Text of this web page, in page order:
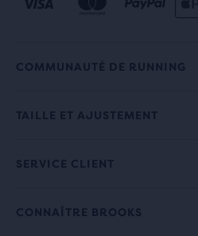
COMMUNAUTÉ DE RUNNING
TAILLE ET AJUSTEMENT
SERVICE CLIENT
CONNAÎTRE BROOKS